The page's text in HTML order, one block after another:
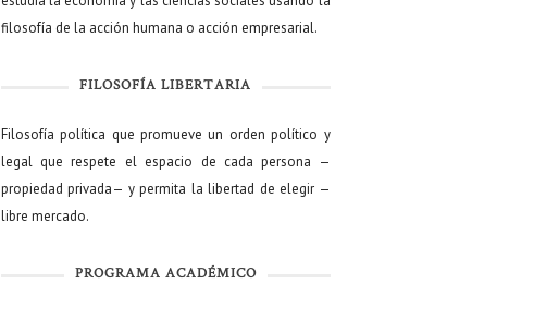
filosofía de la acción humana o acción empresarial.
FILOSOFÍA LIBERTARIA
Filosofía política que promueve un orden político y
legal que respete el espacio de cada persona —
propiedad privada— y permita la libertad de elegir —
libre mercado.
PROGRAMA ACADÉMICO